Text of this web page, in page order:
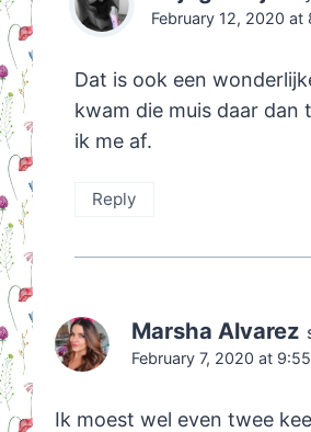
February 12, 2020 at
Dat is ook een
kwam die muis daar dan
ik me af.
Reply
Marsha Alvarez
February 7, 2020 at
Ik moest wel even twee